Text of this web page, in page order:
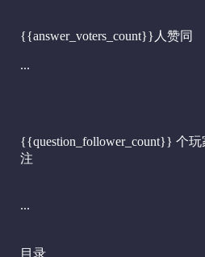
{{answer_voters_count}}人赞同
...
{{question_follower_count}} 个玩
注
...
目录